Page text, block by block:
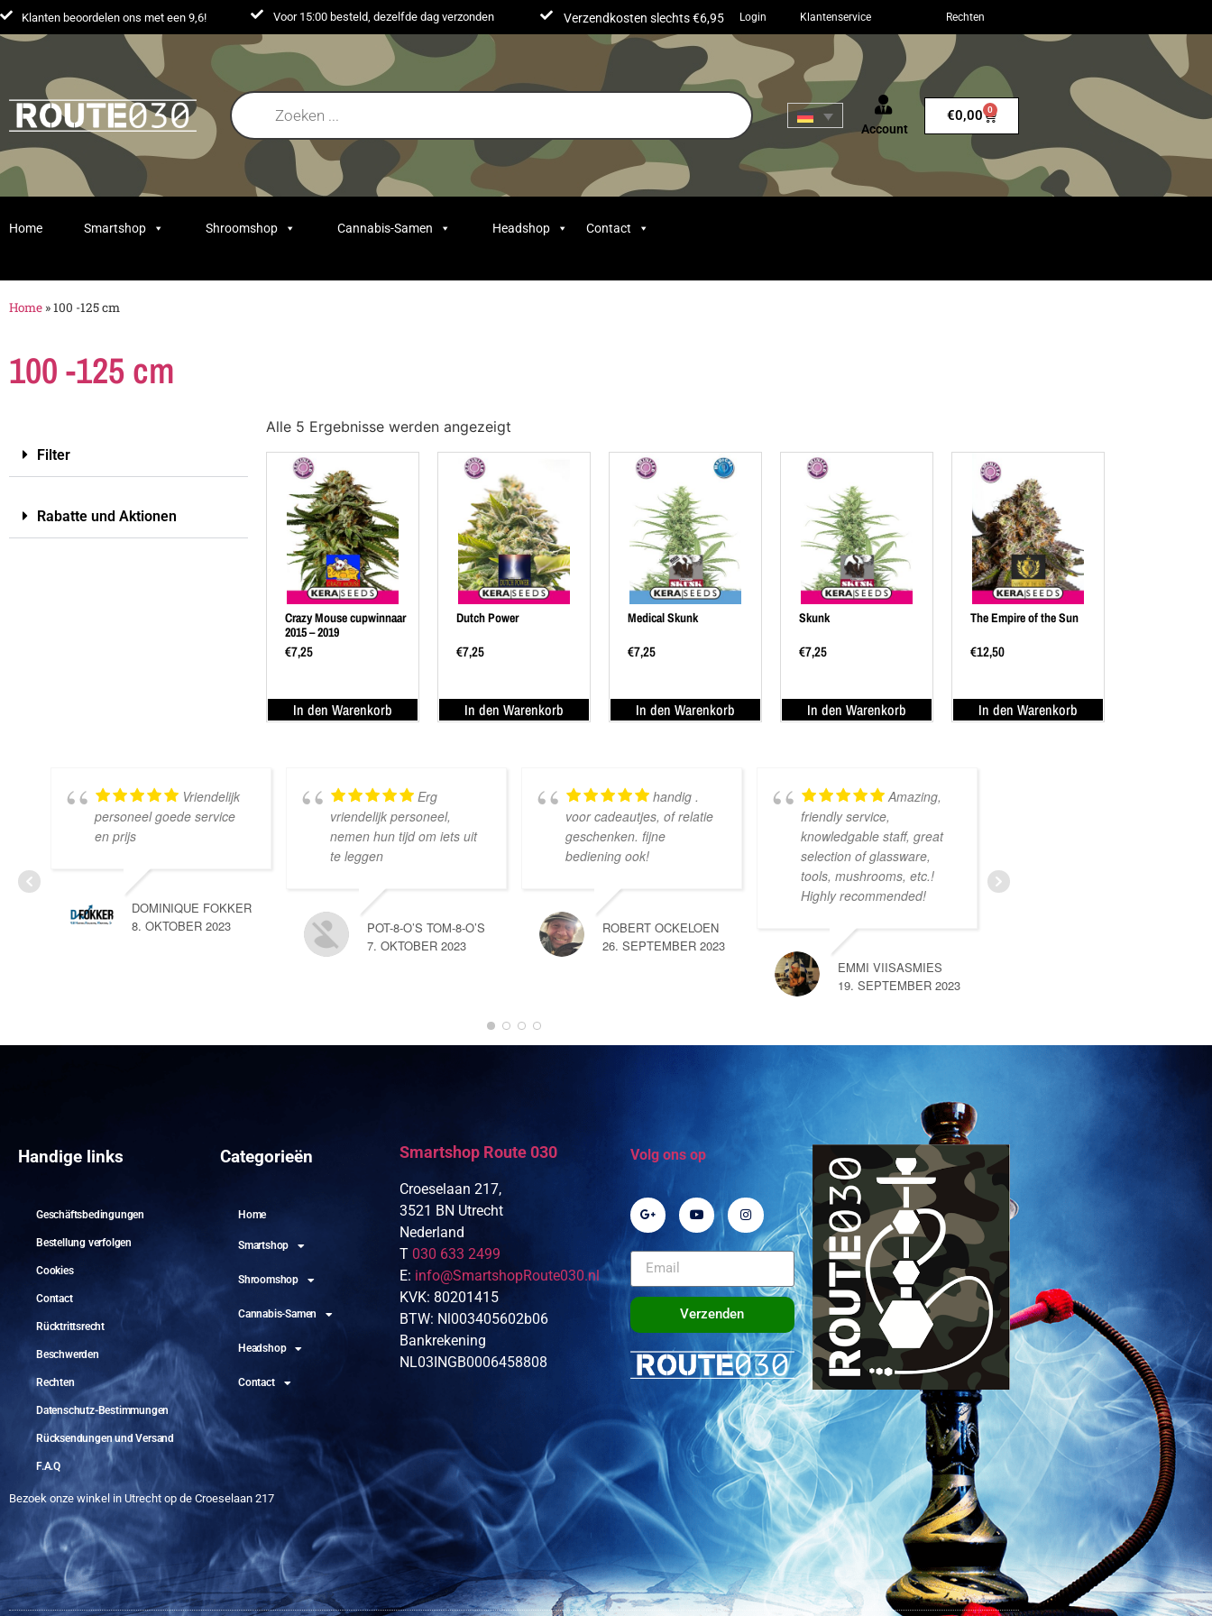
Klanten beoordelen ons met een 9,6! Voor 15:00 besteld, dezelfde dag verzonden Verzendkosten slechts €6,95 Login Klantenservice Rechten
Account
€0,00 0
Home Smartshop Shroomshop Cannabis-Samen Headshop Contact
Home »100 -125 cm
100 -125 cm
Filter
Rabatte und Aktionen
Alle 5 Ergebnisse werden angezeigt
Crazy Mouse cupwinnaar
2015 – 2019
€7,25
In den Warenkorb
Dutch Power
€7,25
In den Warenkorb
Medical Skunk
€7,25
In den Warenkorb
Skunk
€7,25
In den Warenkorb
The Empire of the Sun
€12,50
In den Warenkorb
Vriendelijk
personeel goede service
en prijs
DOMINIQUE FOKKER
8. OKTOBER 2023
Erg
vriendelijk personeel,
nemen hun tijd om iets uit
te leggen
POT-8-O’S TOM-8-O’S
7. OKTOBER 2023
handig .
voor cadeautjes, of relatie
geschenken. fijne
bediening ook!
ROBERT OCKELOEN
26. SEPTEMBER 2023
Amazing,
friendly service,
knowledgable staff, great
selection of glassware,
tools, mushrooms, etc.!
Highly recommended!
EMMI VIISASMIES
19. SEPTEMBER 2023
SEM VAN HEMERT
Handige links
Geschäftsbedingungen
Bestellung verfolgen
Cookies
Contact
Rücktrittsrecht
Beschwerden
Rechten
Datenschutz-Bestimmungen
Rücksendungen und Versand
F.A.Q
Categorieën
Home
Smartshop
Shroomshop
Cannabis-Samen
Headshop
Contact
Smartshop Route 030
Croeselaan 217,
3521 BN Utrecht
Nederland
T 030 633 2499
E: info@SmartshopRoute030.nl
KVK: 80201415
BTW: Nl003405602b06
Bankrekening
NL03INGB0006458808
Volg ons op
Verzenden
Bezoek onze winkel in Utrecht op de Croeselaan 217